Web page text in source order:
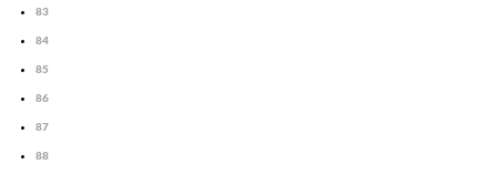
83
84
85
86
87
88